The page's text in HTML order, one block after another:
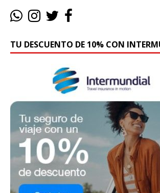
TU DESCUENTO DE 10% CON